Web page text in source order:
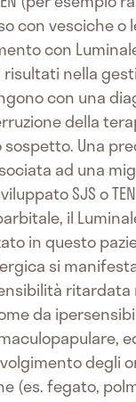
con vesciche o
con
nella
con una
della
Una
ad una
SJS o
il
in questo
si
da
degli
(es. fegato,